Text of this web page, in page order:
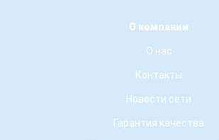
О компании
О нас
Контакты
Новости сети
Гарантия качества